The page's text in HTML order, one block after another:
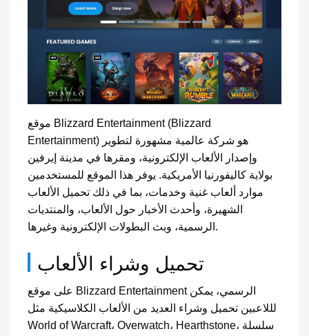
موقع Blizzard Entertainment (Blizzard
Entertainment) هو شركة عالمية مشهورة لتطوير
وإصدار الألعاب الإلكترونية، ومقرها في مدينة إيرفين
بولاية كاليفورنيا الأمريكية. يوفر هذا الموقع للمستخدمين
موارد ألعاب غنية وخدمات، بما في ذلك تحميل الألعاب
الشهيرة، وأحدث الأخبار حول الألعاب، والمنتديات
الرسمية، وبث البطولات الإلكترونية وغيرها.
تحميل وشراء الألعاب
على موقع Blizzard Entertainment الرسمي، يمكن
لللاعبين تحميل وشراء العديد من الألعاب الكلاسيكية مثل
World of Warcraft، Overwatch، Hearthstone، سلسلة